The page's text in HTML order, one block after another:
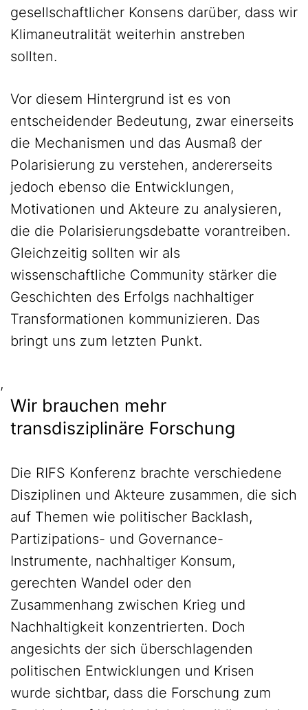
gesellschaftlicher Konsens darüber, dass wir
Klimaneutralität weiterhin anstreben
sollten.
Vor diesem Hintergrund ist es von
entscheidender Bedeutung, zwar einerseits
die Mechanismen und das Ausmaß der
Polarisierung zu verstehen, andererseits
jedoch ebenso die Entwicklungen,
Motivationen und Akteure zu analysieren,
die die Polarisierungsdebatte vorantreiben.
Gleichzeitig sollten wir als
wissenschaftliche Community stärker die
Geschichten des Erfolgs nachhaltiger
Transformationen kommunizieren. Das
bringt uns zum letzten Punkt.
,
Wir brauchen mehr
transdisziplinäre Forschung
Die RIFS Konferenz brachte verschiedene
Disziplinen und Akteure zusammen, die sich
auf Themen wie politischer Backlash,
Partizipations- und Governance-
Instrumente, nachhaltiger Konsum,
gerechten Wandel oder den
Zusammenhang zwischen Krieg und
Nachhaltigkeit konzentrierten. Doch
angesichts der sich überschlagenden
politischen Entwicklungen und Krisen
wurde sichtbar, dass die Forschung zum